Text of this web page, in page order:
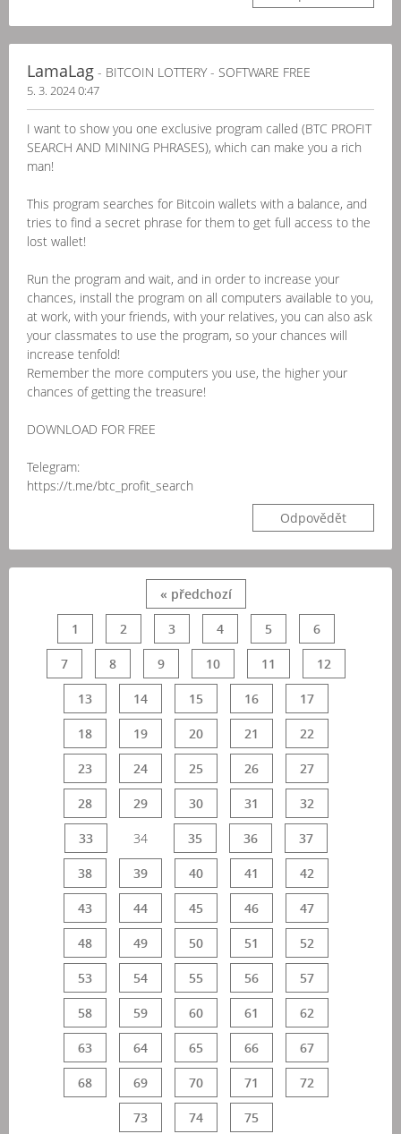
LamaLag - BITCOIN LOTTERY - SOFTWARE FREE
5. 3. 2024 0:47
I want to show you one exclusive program called (BTC PROFIT
SEARCH AND MINING PHRASES), which can make you a rich
man!
This program searches for Bitcoin wallets with a balance, and
tries to find a secret phrase for them to get full access to the
lost wallet!
Run the program and wait, and in order to increase your
chances, install the program on all computers available to you,
at work, with your friends, with your relatives, you can also ask
your classmates to use the program, so your chances will
increase tenfold!
Remember the more computers you use, the higher your
chances of getting the treasure!
DOWNLOAD FOR FREE
Telegram:
https://t.me/btc_profit_search
Odpovědět
« předchozí
1 2 3 4 5 6
7 8 9 10 11 12
13 14 15 16 17
18 19 20 21 22
23 24 25 26 27
28 29 30 31 32
33 34 35 36 37
38 39 40 41 42
43 44 45 46 47
48 49 50 51 52
53 54 55 56 57
58 59 60 61 62
63 64 65 66 67
68 69 70 71 72
73 74 75